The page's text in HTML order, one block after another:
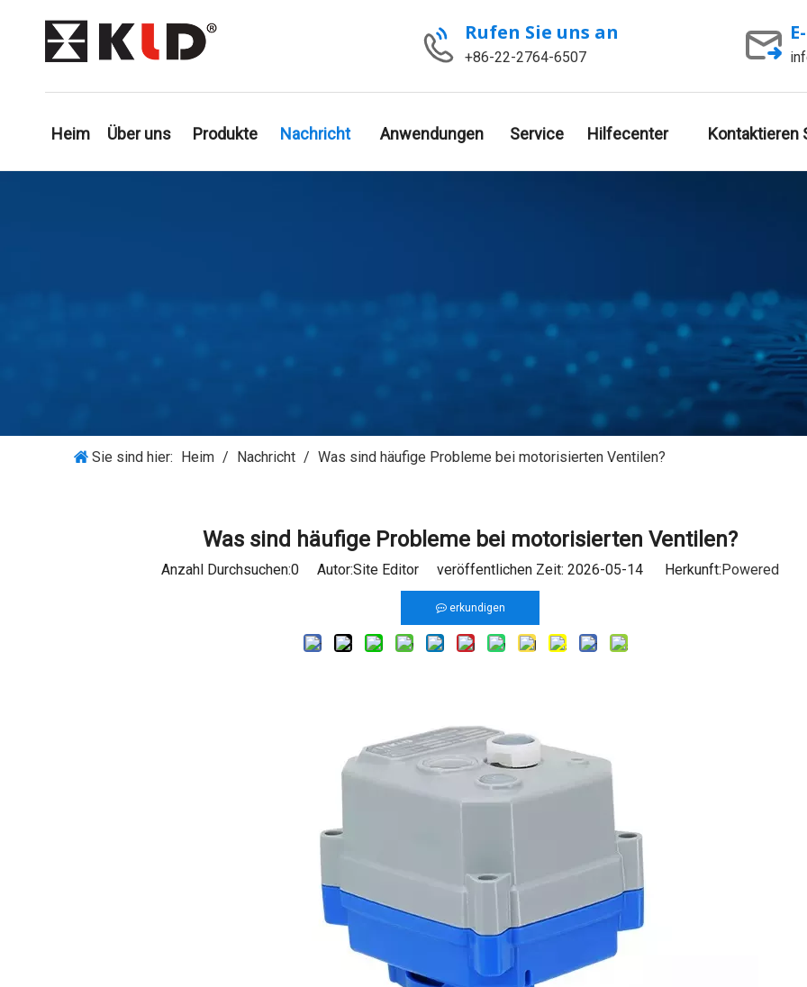
Rufen Sie uns an
+86-22-2764-6507
Heim Über uns Produkte Nachricht Anwendungen Service Hilfecenter Kontaktieren
Sie sind hier: Heim / Nachricht / Was sind häufige Probleme bei motorisierten Ventilen?
Was sind häufige Probleme bei motorisierten Ventilen?
Anzahl Durchsuchen:0 Autor:Site Editor veröffentlichen Zeit: 2026-05-14 Herkunft:Powered
erkundigen